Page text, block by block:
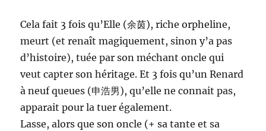
Cela fait 3 fois qu’Elle (余茵), riche orpheline,
meurt (et renaît magiquement, sinon y’a pas
d’histoire), tuée par son méchant oncle qui
veut capter son héritage. Et 3 fois qu’un Renard
à neuf queues (申浩男), qu’elle ne connait pas,
apparait pour la tuer également.
Lasse, alors que son oncle (+ sa tante et sa